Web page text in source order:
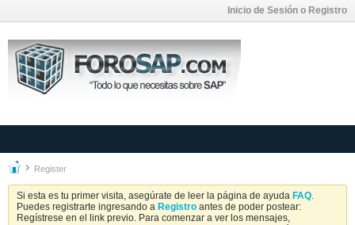
Inicio de Sesión o Registro
Register
Si esta es tu primer visita, asegúrate de leer la página de ayuda FAQ.
Puedes registrarte ingresando a Registro antes de poder postear:
Regístrese en el link previo. Para comenzar a ver los mensajes,